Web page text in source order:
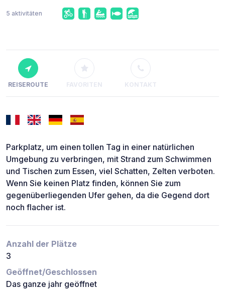
5 aktivitäten
REISEROUTE FAVORITEN KONTAKT
Parkplatz, um einen tollen Tag in einer natürlichen
Umgebung zu verbringen, mit Strand zum Schwimmen
und Tischen zum Essen, viel Schatten, Zelten verboten.
Wenn Sie keinen Platz finden, können Sie zum
gegenüberliegenden Ufer gehen, da die Gegend dort
noch flacher ist.
Anzahl der Plätze
3
Geöffnet/Geschlossen
Das ganze jahr geöffnet